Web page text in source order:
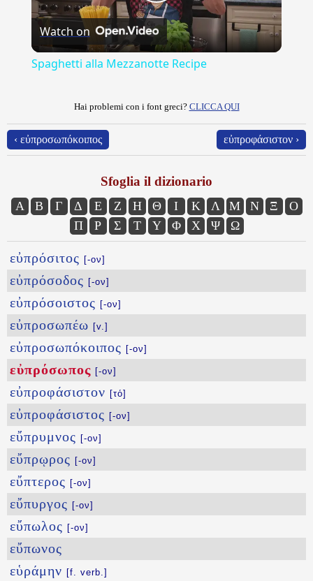
Video
Watch on
Spaghetti alla Mezzanotte Recipe
Hai problemi con i font greci? CLICCA QUI
‹ εὐπροσωπόκοιπος εὐπροφάσιστον ›
Sfoglia il dizionario
Α Β Γ Δ Ε Ζ Η Θ Ι Κ Λ Μ Ν Ξ
Ο
Π
Ρ Σ Τ Υ Φ Χ Ψ Ω
εὐπρόσιτος [-ον]
εὐπρόσοδος [-ον]
εὐπρόσοιστος [-ον]
εὐπροσωπέω [v.]
εὐπροσωπόκοιπος [-ον]
εὐπρόσωπος [-ον]
εὐπροφάσιστον [τό]
εὐπροφάσιστος [-ον]
εὔπρυμνος [-ον]
εὔπρῳρος [-ον]
εὔπτερος [-ον]
εὔπυργος [-ον]
εὔπωλος [-ον]
εὔπωνος
εὑράμην [f. verb.]